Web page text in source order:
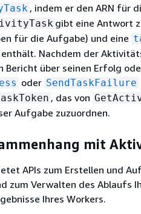
, indem er den ARN für
gibt eine Antwort
für die Aufgabe) und eine
Nachdem der
Bericht über seinen Erfolg
oder SendTaskFailure
, das von
Aufgabe zuzuordnen.
mit
APIs zum Erstellen und
zum Verwalten des Ablaufs
Ihres Workers.